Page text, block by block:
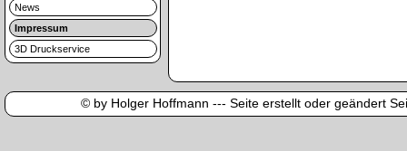
News
Impressum
3D Druckservice
© by Holger Hoffmann --- Seite erstellt oder geändert